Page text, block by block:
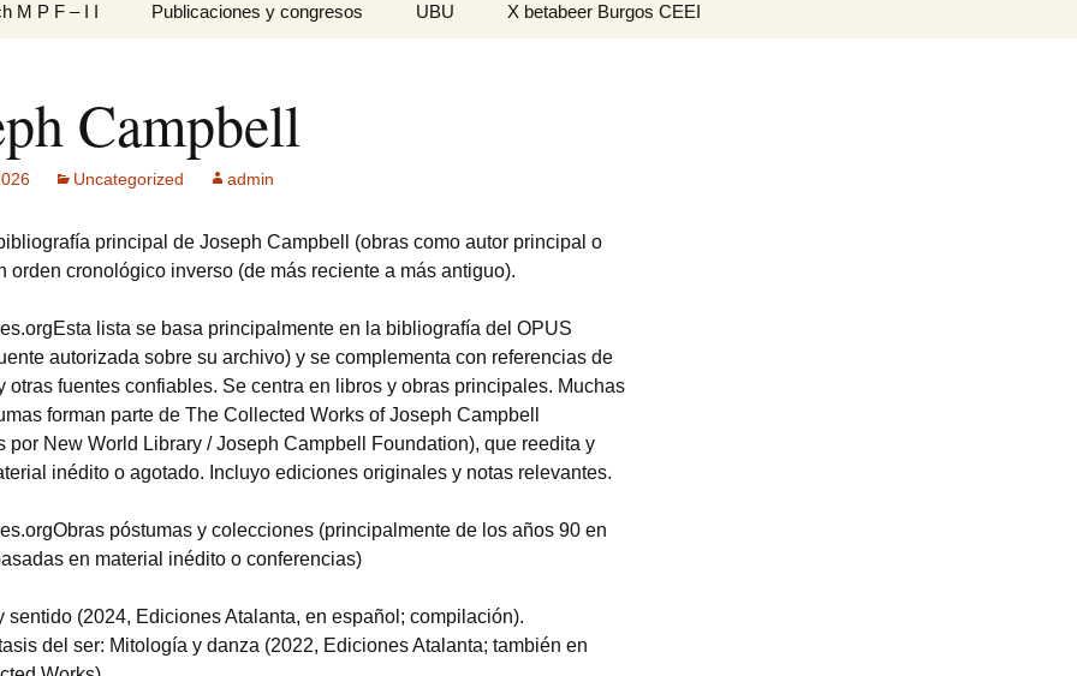
de
pantalla
M P F – I I
M P F – I
MPF-II
Multitech
+
usuarios
Publicaciones y congresos UBU X betabeer Burgos CEEI
Campbell
Uncategorized admin
principal de Joseph Campbell (obras como autor principal o
orden cronológico inverso (de más reciente a más antiguo).
lista se basa principalmente en la bibliografía del OPUS
autorizada sobre su archivo) y se complementa con referencias de
otras fuentes confiables. Se centra en libros y obras principales. Muchas
forman parte de The Collected Works of Joseph Campbell
por New World Library / Joseph Campbell Foundation), que reedita y
inédito o agotado. Incluyo ediciones originales y notas relevantes.
póstumas y colecciones (principalmente de los años 90 en
en material inédito o conferencias)
sentido (2024, Ediciones Atalanta, en español; compilación).
del ser: Mitología y danza (2022, Ediciones Atalanta; también en